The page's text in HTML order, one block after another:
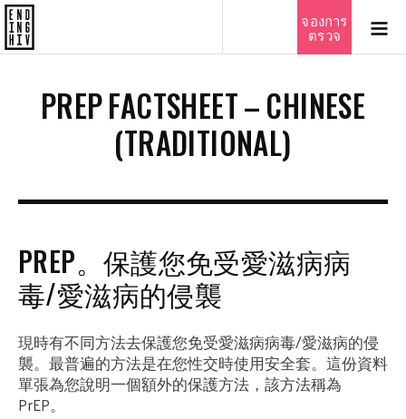
จองการ
ตรวจ
PREP FACTSHEET – CHINESE
(TRADITIONAL)
PREP。保護您免受愛滋病病
毒/愛滋病的侵襲
現時有不同方法去保護您免受愛滋病病毒/愛滋病的侵
襲。最普遍的方法是在您性交時使用安全套。這份資料
單張為您說明一個額外的保護方法，該方法稱為
PrEP。